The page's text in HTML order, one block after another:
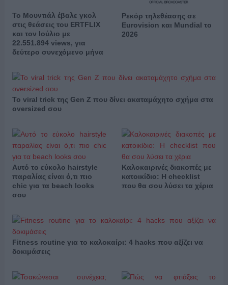
Το Μουντιάλ έβαλε γκολ
στις θεάσεις του ERTFLIX
και τον Ιούλιο με
22.551.894 views, για
δεύτερο συνεχόμενο μήνα
Ρεκόρ τηλεθέασης σε
Eurovision και Mundial το
2026
Το viral trick της Gen Z που δίνει ακαταμάχητο σχήμα στα
oversized σου
Αυτό το εύκολο hairstyle
παραλίας είναι ό,τι πιο
chic για τα beach looks
σου
Καλοκαιρινές διακοπές με
κατοικίδιο: Η checklist
που θα σου λύσει τα χέρια
Fitness routine για το καλοκαίρι: 4 hacks που αξίζει να
δοκιμάσεις